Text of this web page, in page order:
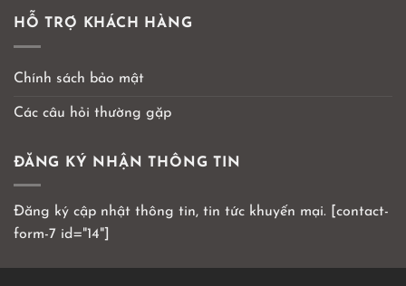
HỖ TRỢ KHÁCH HÀNG
Chính sách bảo mật
Các câu hỏi thường gặp
ĐĂNG KÝ NHẬN THÔNG TIN
Đăng ký cập nhật thông tin, tin tức khuyến mại. [contact-
form-7 id="14"]